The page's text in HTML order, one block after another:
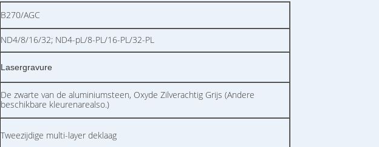
B270/AGC
ND4/8/16/32; ND4-pL/8-PL/16-PL/32-PL
Lasergravure
De zwarte van de aluminiumsteen, Oxyde Zilverachtig Grijs (Andere
beschikbare kleurenarealso.)
Tweezijdige multi-layer deklaag